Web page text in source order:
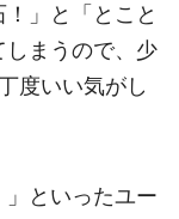
」と「とこと
しまうので、少
度いい気がし
」といったユー